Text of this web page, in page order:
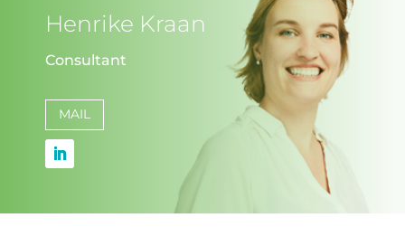
Henrike Kraan
Consultant
MAIL